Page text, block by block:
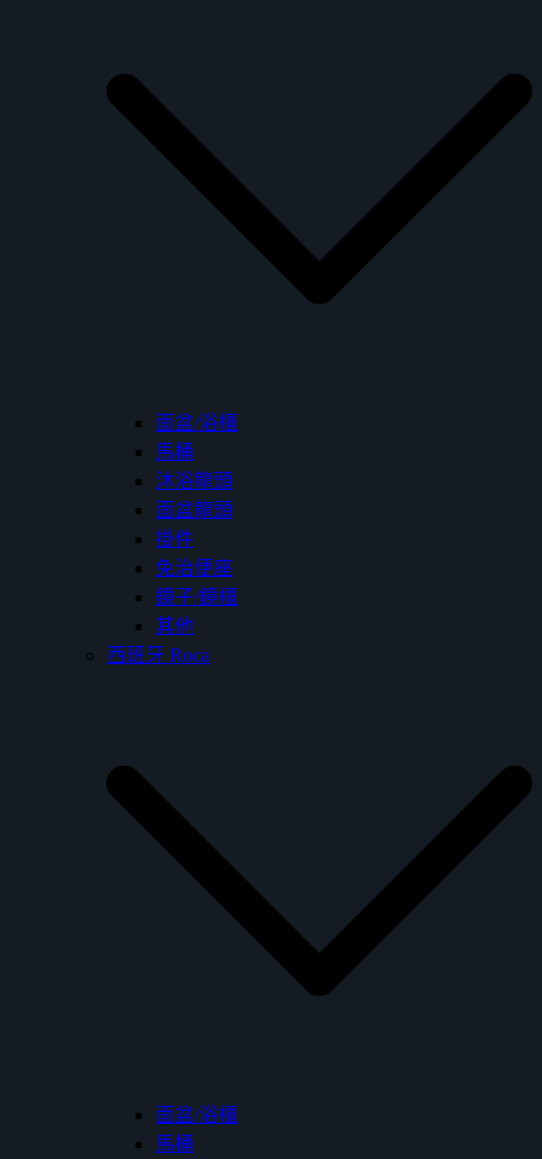
面盆/浴櫃
馬桶
沐浴龍頭
面盆龍頭
掛件
免治便座
鏡子/鏡櫃
其他
西班牙 Roca
面盆/浴櫃
馬桶